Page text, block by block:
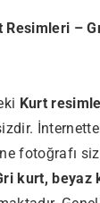
Resimleri –
Kurt
fotoğrafı
kurt, beyaz